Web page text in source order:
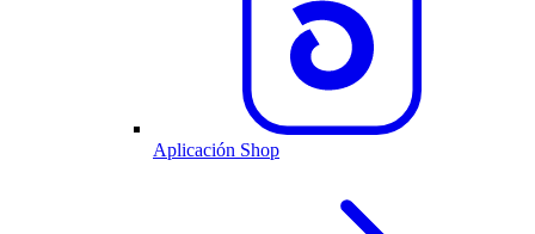
Aplicación Shop